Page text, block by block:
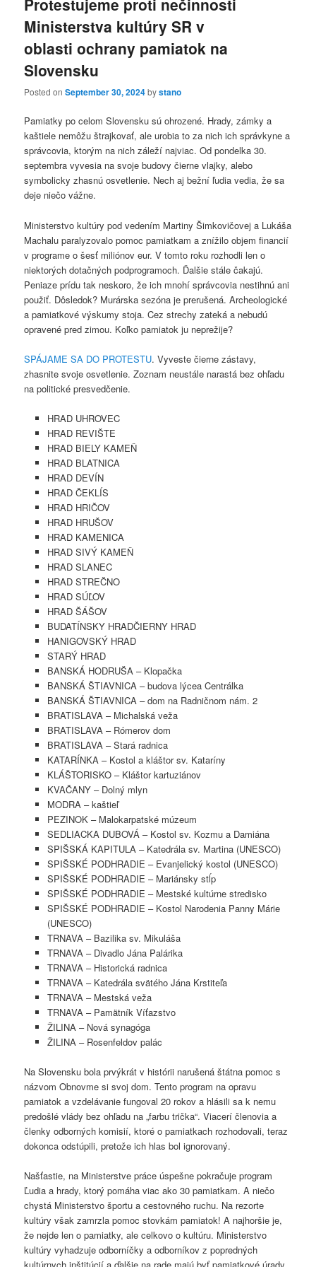
Ministerstva kultúry SR v
oblasti ochrany pamiatok na
Slovensku
Posted onSeptember 30, 2024bystano
Pamiatky po celom Slovensku sú ohrozené. Hrady, zámky a
kaštiele nemôžu štrajkovať, ale urobia to za nich ich správkyne a
správcovia, ktorým na nich záleží najviac. Od pondelka 30.
septembra vyvesia na svoje budovy čierne vlajky, alebo
symbolicky zhasnú osvetlenie. Nech aj bežní ľudia vedia, že sa
deje niečo vážne.
Ministerstvo kultúry pod vedením Martiny Šimkovičovej a Lukáša
Machalu paralyzovalo pomoc pamiatkam a znížilo objem financií
v programe o šesť miliónov eur. V tomto roku rozhodli len o
niektorých dotačných podprogramoch. Ďalšie stále čakajú.
Peniaze prídu tak neskoro, že ich mnohí správcovia nestihnú ani
použiť. Dôsledok? Murárska sezóna je prerušená. Archeologické
a pamiatkové výskumy stoja. Cez strechy zateká a nebudú
opravené pred zimou. Koľko pamiatok ju neprežije?
SPÁJAME SA DO PROTESTU. Vyveste čierne zástavy,
zhasnite svoje osvetlenie. Zoznam neustále narastá bez ohľadu
na politické presvedčenie.
HRAD UHROVEC
HRAD REVIŠTE
HRAD BIELY KAMEŇ
HRAD BLATNICA
HRAD DEVÍN
HRAD ČEKLÍS
HRAD HRIČOV
HRAD HRUŠOV
HRAD KAMENICA
HRAD SIVÝ KAMEŇ
HRAD SLANEC
HRAD STREČNO
HRAD SÚĽOV
HRAD ŠÁŠOV
BUDATÍNSKY HRADČIERNY HRAD
HANIGOVSKÝ HRAD
STARÝ HRAD
BANSKÁ HODRUŠA – Klopačka
BANSKÁ ŠTIAVNICA – budova lýcea Centrálka
BANSKÁ ŠTIAVNICA – dom na Radničnom nám. 2
BRATISLAVA – Michalská veža
BRATISLAVA – Rómerov dom
BRATISLAVA – Stará radnica
KATARÍNKA – Kostol a kláštor sv. Kataríny
KLÁŠTORISKO – Kláštor kartuziánov
KVAČANY – Dolný mlyn
MODRA – kaštieľ
PEZINOK – Malokarpatské múzeum
SEDLIACKA DUBOVÁ – Kostol sv. Kozmu a Damiána
SPIŠSKÁ KAPITULA – Katedrála sv. Martina (UNESCO)
SPIŠSKÉ PODHRADIE – Evanjelický kostol (UNESCO)
SPIŠSKÉ PODHRADIE – Mariánsky stĺp
SPIŠSKÉ PODHRADIE – Mestské kultúrne stredisko
SPIŠSKÉ PODHRADIE – Kostol Narodenia Panny Márie
(UNESCO)
TRNAVA – Bazilika sv. Mikuláša
TRNAVA – Divadlo Jána Palárika
TRNAVA – Historická radnica
TRNAVA – Katedrála svätého Jána Krstiteľa
TRNAVA – Mestská veža
TRNAVA – Pamätník Víťazstvo
ŽILINA – Nová synagóga
ŽILINA – Rosenfeldov palác
Na Slovensku bola prvýkrát v histórii narušená štátna pomoc s
názvom Obnovme si svoj dom. Tento program na opravu
pamiatok a vzdelávanie fungoval 20 rokov a hlásili sa k nemu
predošlé vlády bez ohľadu na „farbu trička“. Viacerí členovia a
členky odborných komisií, ktoré o pamiatkach rozhodovali, teraz
dokonca odstúpili, pretože ich hlas bol ignorovaný.
Našťastie, na Ministerstve práce úspešne pokračuje program
Ľudia a hrady, ktorý pomáha viac ako 30 pamiatkam. A niečo
chystá Ministerstvo športu a cestovného ruchu. Na rezorte
kultúry však zamrzla pomoc stovkám pamiatok! A najhoršie je,
že nejde len o pamiatky, ale celkovo o kultúru. Ministerstvo
kultúry vyhadzuje odborníčky a odborníkov z popredných